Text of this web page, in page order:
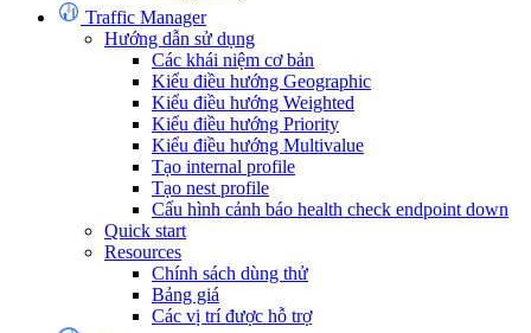
Traffic Manager
Hướng dẫn sử dụng
Các khái niệm cơ bản
Kiểu điều hướng Geographic
Kiểu điều hướng Weighted
Kiểu điều hướng Priority
Kiểu điều hướng Multivalue
Tạo internal profile
Tạo nest profile
Cấu hình cảnh báo health check endpoint down
Quick start
Resources
Chính sách dùng thử
Bảng giá
Các vị trí được hỗ trợ